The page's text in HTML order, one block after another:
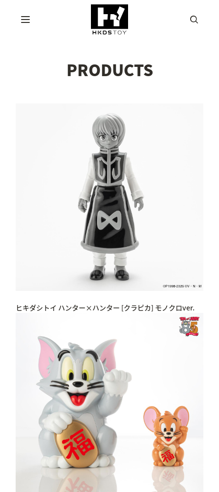
PRODUCTS
ヒキダシトイ ハンター×ハンター [クラピカ] モノクロver.